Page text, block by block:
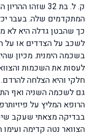
ק. ל. בת 32
המתקדמים שלה. בעבר
כך שהבטן גדלה היא לא
לשכב על הצדדים או על
בשכמה הימנית. מכיון
לעסות את השכמות
חלקי והיא הצלחה
גם לשכמה השניה ואף
הרופא המליץ על
בבדיקה מצאתי שעקב
הצוואר נטה קדימה ועימו